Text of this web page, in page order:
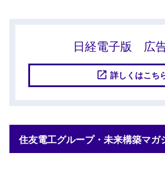
日経電子版 広
詳しくはこち
住友電工グループ・未来構築マ